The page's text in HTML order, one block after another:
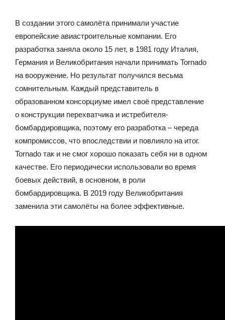
В создании этого самолёта принимали участие
европейские авиастроительные компании. Его
разработка заняла около 15 лет, в 1981 году Италия,
Германия и Великобритания начали принимать Tornado
на вооружение. Но результат получился весьма
сомнительным. Каждый представитель в
образованном консорциуме имел своё представление
о конструкции перехватчика и истребителя-
бомбардировщика, поэтому его разработка – череда
компромиссов, что впоследствии и повлияло на итог.
Tornado так и не смог хорошо показать себя ни в одном
качестве. Его периодически использовали во время
боевых действий, в основном, в роли
бомбардировщика. В 2019 году Великобритания
заменила эти самолёты на более эффективные.